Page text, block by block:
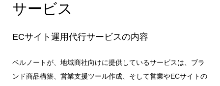
サービス
ECサイト運用代行サービスの内容
ベルノートが、地域商社向けに提供しているサービスは、ブラ
ンド商品構築、営業支援ツール作成、そして営業やECサイトの